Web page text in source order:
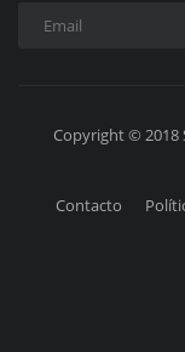
Copyright © 2018
Contacto